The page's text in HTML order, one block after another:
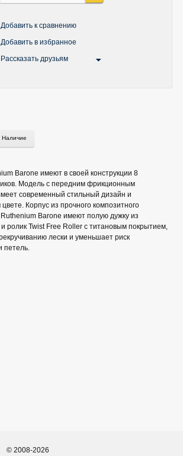
Добавить к сравнению
Добавить в избранное
Рассказать друзьям
Наличие
Barone имеют в своей конструкции 8
Модель с передним фрикционным
современный стильный дизайн и
Корпус из прочного композитного
Barone имеют полую дужку из
ролик Twist Free Roller с титановым покрытием,
лески и уменьшает риск
петель.
© 2008-2026